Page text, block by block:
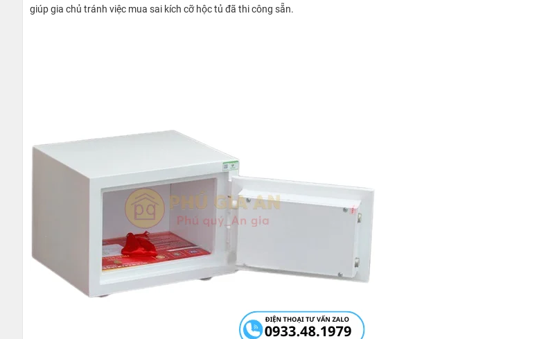
giúp gia chủ tránh việc mua sai kích cỡ hộc tủ đã thi công sẵn.